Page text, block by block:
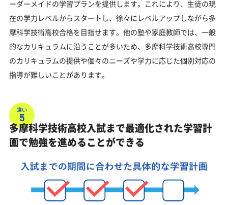
ーダーメイドの学習プランを提供します。これにより、生徒の現
在の学力レベルからスタートし、徐々にレベルアップしながら多
摩科学技術高校合格を目指せます。他の塾や家庭教師では、一般
的なカリキュラムに沿うことが多いため、多摩科学技術高校専門
のカリキュラムの提供や個々のニーズや学力に応じた個別対応の
指導が難しいことがあります。
違い
5
多摩科学技術高校入試まで最適化された学習計
画で勉強を進めることができる